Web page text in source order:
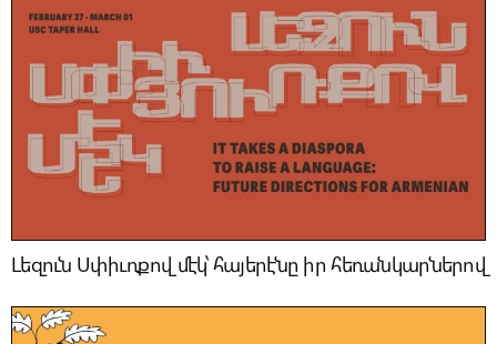
Լեզուն Սփիւռքով մէկ՝ հայերէնը իր հեռանկարներով